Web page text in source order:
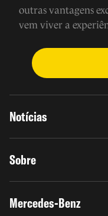
Não tire nada a
Não faça
outras vantagens
vem viver a
Notícias
Sobre
Mercedes-Benz